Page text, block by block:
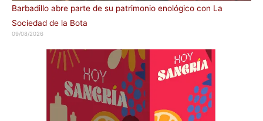
Barbadillo abre parte de su patrimonio enológico con La
Sociedad de la Bota
09/08/2026